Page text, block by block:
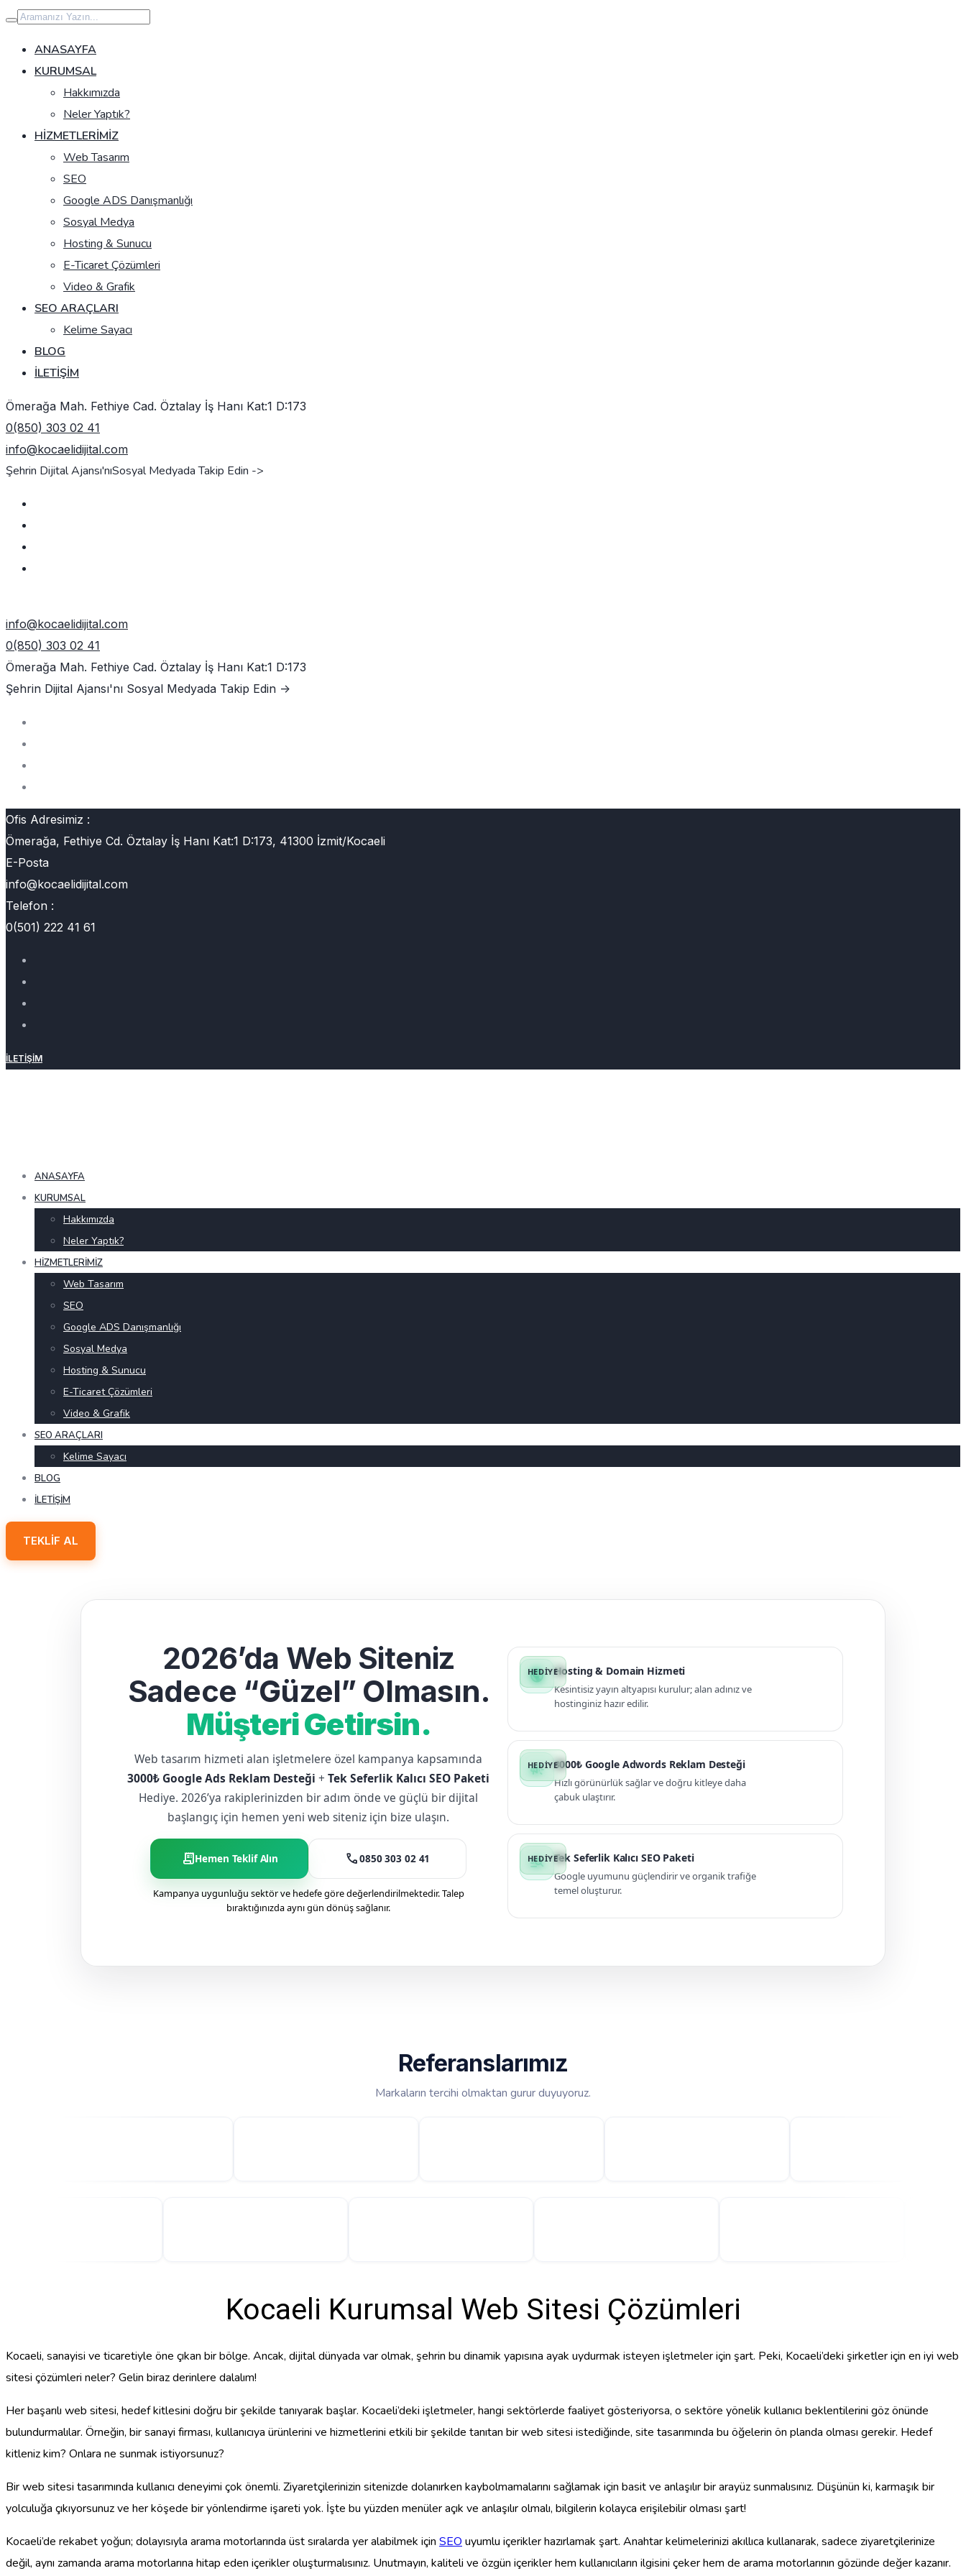
İçeriğe
geç
ANASAYFA
KURUMSAL
Hakkımızda
Neler Yaptık?
HIZMETLERIMIZ
Web Tasarım
SEO
Google ADS Danışmanlığı
Sosyal Medya
Hosting & Sunucu
E-Ticaret Çözümleri
Video & Grafik
SEO ARAÇLARI
Kelime Sayacı
BLOG
İLETIŞIM
Ömerağa Mah. Fethiye Cad. Öztalay İş Hanı Kat:1 D:173
0(850) 303 02 41
info@kocaelidijital.com
Şehrin Dijital Ajansı'nıSosyal Medyada Takip Edin ->
info@kocaelidijital.com
0(850) 303 02 41
Ömerağa Mah. Fethiye Cad. Öztalay İş Hanı Kat:1 D:173
Şehrin Dijital Ajansı'nı Sosyal Medyada Takip Edin ->
Ofis Adresimiz :
Ömerağa, Fethiye Cd. Öztalay İş Hanı Kat:1 D:173, 41300 İzmit/Kocaeli
E-Posta
info@kocaelidijital.com
Telefon :
0(501) 222 41 61
İLETIŞIM
ANASAYFA
KURUMSAL
Hakkımızda
Neler Yaptık?
HIZMETLERIMIZ
Web Tasarım
SEO
Google ADS Danışmanlığı
Sosyal Medya
Hosting & Sunucu
E-Ticaret Çözümleri
Video & Grafik
SEO ARAÇLARI
Kelime Sayacı
BLOG
İLETIŞIM
TEKLIF AL
2026’da Web Siteniz
Sadece “Güzel” Olmasın.
Müşteri Getirsin.
Web tasarım hizmeti alan işletmelere özel kampanya kapsamında
3000₺ Google Ads Reklam Desteği +Tek Seferlik Kalıcı SEO Paketi
Hediye. 2026’ya rakiplerinizden bir adım önde ve güçlü bir dijital
başlangıç için hemen yeni web siteniz için bize ulaşın.
receipt_longHemen Teklif Alın call0850 303 02 41
Kampanya uygunluğu sektör ve hedefe göre değerlendirilmektedir. Talep
bıraktığınızda aynı gün dönüş sağlanır.
public Hosting & Domain Hizmeti
Kesintisiz yayın altyapısı kurulur; alan adınız ve
hostinginiz hazır edilir.
campaign 3000₺ Google Adwords Reklam Desteği
Hızlı görünürlük sağlar ve doğru kitleye daha
çabuk ulaştırır.
manage_search Tek Seferlik Kalıcı SEO Paketi
Google uyumunu güçlendirir ve organik trafiğe
temel oluşturur.
Referanslarımız
Markaların tercihi olmaktan gurur duyuyoruz.
Kocaeli Kurumsal Web Sitesi Çözümleri
Kocaeli, sanayisi ve ticaretiyle öne çıkan bir bölge. Ancak, dijital dünyada var olmak, şehrin bu dinamik yapısına ayak uydurmak isteyen işletmeler için şart. Peki, Kocaeli’deki şirketler için en iyi web
sitesi çözümleri neler? Gelin biraz derinlere dalalım!
Her başarılı web sitesi, hedef kitlesini doğru bir şekilde tanıyarak başlar. Kocaeli’deki işletmeler, hangi sektörlerde faaliyet gösteriyorsa, o sektöre yönelik kullanıcı beklentilerini göz önünde
bulundurmalılar. Örneğin, bir sanayi firması, kullanıcıya ürünlerini ve hizmetlerini etkili bir şekilde tanıtan bir web sitesi istediğinde, site tasarımında bu öğelerin ön planda olması gerekir. Hedef
kitleniz kim? Onlara ne sunmak istiyorsunuz?
Bir web sitesi tasarımında kullanıcı deneyimi çok önemli. Ziyaretçilerinizin sitenizde dolanırken kaybolmamalarını sağlamak için basit ve anlaşılır bir arayüz sunmalısınız. Düşünün ki, karmaşık bir
yolculuğa çıkıyorsunuz ve her köşede bir yönlendirme işareti yok. İşte bu yüzden menüler açık ve anlaşılır olmalı, bilgilerin kolayca erişilebilir olması şart!
Kocaeli’de rekabet yoğun; dolayısıyla arama motorlarında üst sıralarda yer alabilmek için SEO uyumlu içerikler hazırlamak şart. Anahtar kelimelerinizi akıllıca kullanarak, sadece ziyaretçilerinize
değil, aynı zamanda arama motorlarına hitap eden içerikler oluşturmalısınız. Unutmayın, kaliteli ve özgün içerikler hem kullanıcıların ilgisini çeker hem de arama motorlarının gözünde değer kazanır.